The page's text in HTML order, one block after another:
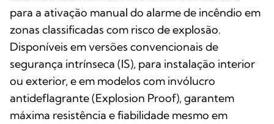
para a ativação manual do alarme de incêndio em
zonas classificadas com risco de explosão.
Disponíveis em versões convencionais de
segurança intrínseca (IS), para instalação interior
ou exterior, e em modelos com invólucro
antideflagrante (Explosion Proof), garantem
máxima resistência e fiabilidade mesmo em